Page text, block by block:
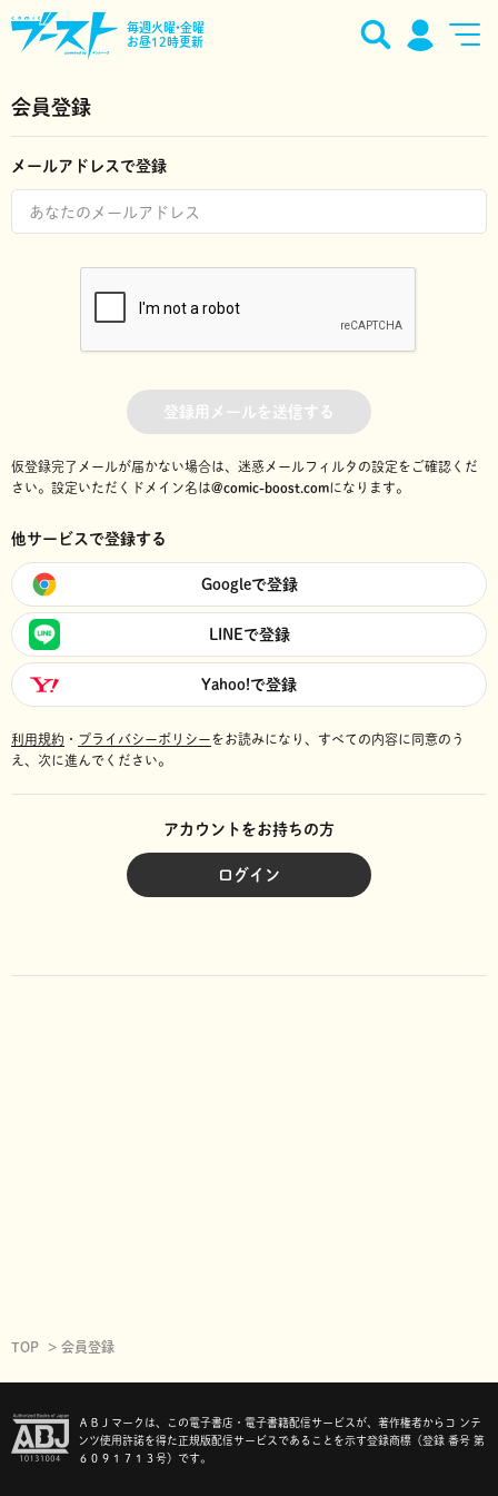
毎週火曜•金曜
お昼12時更新
会員登録
メールアドレスで登録
登録用メールを送信する
仮登録完了メールが届かない場合は、迷惑メールフィルタの設定をご確認くだ
さい。 設定いただくドメイン名は@comic-boost.comになります。
他サービスで登録する
Googleで登録
LINEで登録
Yahoo!で登録
利用規約 ・ プライバシーポリシーをお読みになり、 すべての内容に同意のう
え、次に進んでください。
アカウントをお持ちの方
ログイン
TOP 会員登録
ＡＢＪマークは、この電子書店・電子書籍配信サービスが、著作権者からコ ンテ
ンツ使用許諾を得た正規版配信サービスであることを示す登録商標（登録 番号 第
６０９１７１３号）です。